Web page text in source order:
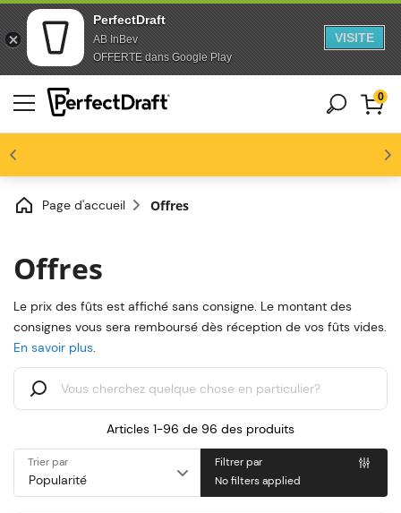
PerfectDraft
AB InBev
OFFERTE dans Google Play
VISITE
Aller au contenu
Sauter au pied de page
dès 100€ d'achat !
dès 3 fûts unitaires
0
Page d'accueil Offres
Offres
Le prix des fûts est affiché sans consigne. Le montant des
consignes vous sera remboursé dès réception de vos fûts vides.
En savoir plus.
Articles 1-96 de 96 des produits
Trier par
Filtrer par
No filters applied